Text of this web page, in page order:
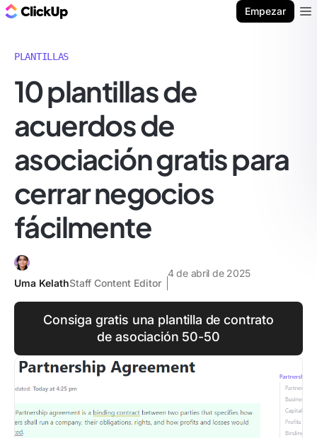
Empezar
PLANTILLAS
10 plantillas de
acuerdos de
asociación gratis para
cerrar negocios
fácilmente
Uma KelathStaff Content Editor
4 de abril de 2025
Consiga gratis una plantilla de contrato
de asociación 50-50